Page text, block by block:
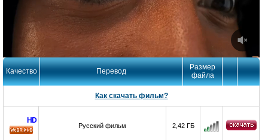
Качество Перевод
Размер
файла
Как скачать фильм?
HD
Русский фильм 2,42 ГБ